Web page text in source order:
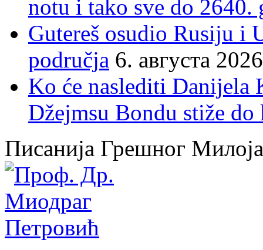
notu i tako sve do 2640.
Gutereš osudio Rusiju i
područja 6. августа 2026
Ko će naslediti Danijela
Džejmsu Bondu stiže do
Писанија Грешног Милоја